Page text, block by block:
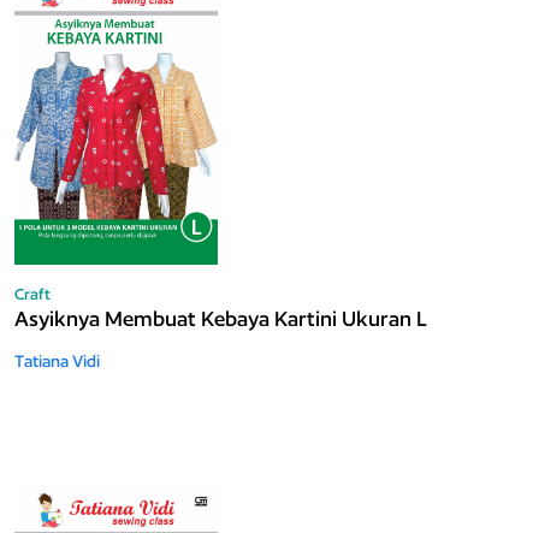
Craft
Asyiknya Membuat Kebaya Kartini Ukuran L
Tatiana Vidi